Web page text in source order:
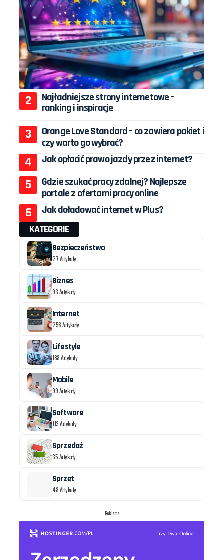
Najładniejsze strony internetowe –
ranking i inspiracje
Orange Love Standard – co zawiera pakiet i
czy warto go wybrać?
Jak opłacić prawo jazdy przez internet?
Gdzie szukać pracy zdalnej? Najlepsze
portale z ofertami pracy online
Jak doładować internet w Plus?
KATEGORIE
Bezpieczeństwo
27 Artykuły
Biznes
93 Artykuły
Internet
258 Artykuły
Lifestyle
188 Artykuły
Mobile
99 Artykuły
Software
113 Artykuły
Sprzedaż
35 Artykuły
Sprzęt
48 Artykuły
- Reklama -